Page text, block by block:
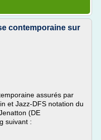
contemporaine sur
assurés par
et Jazz-DFS notation du
(DE
suivant :